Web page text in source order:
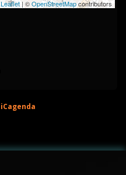
Leaflet| ©OpenStreetMapcontributors
iCagenda